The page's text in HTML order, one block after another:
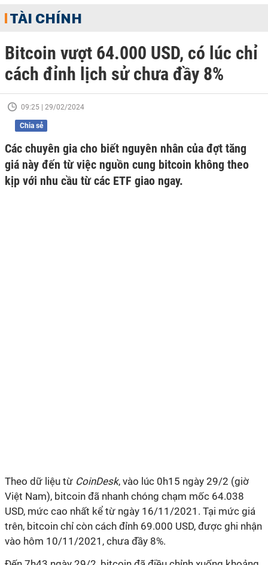
TÀI CHÍNH
Bitcoin vượt 64.000 USD, có lúc chỉ
cách đỉnh lịch sử chưa đầy 8%
09:25 | 29/02/2024
Chia sẻ
Các chuyên gia cho biết nguyên nhân của đợt tăng
giá này đến từ việc nguồn cung bitcoin không theo
kịp với nhu cầu từ các ETF giao ngay.
Theo dữ liệu từ CoinDesk, vào lúc 0h15 ngày 29/2 (giờ
Việt Nam), bitcoin đã nhanh chóng chạm mốc 64.038
USD, mức cao nhất kể từ ngày 16/11/2021. Tại mức giá
trên, bitcoin chỉ còn cách đỉnh 69.000 USD, được ghi nhận
vào hôm 10/11/2021, chưa đầy 8%.